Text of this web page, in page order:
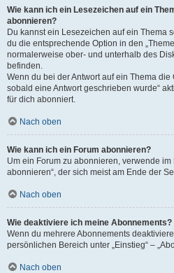
Wie kann ich ein Lesezeichen auf ein
abonnieren?
Du kannst ein Lesezeichen auf ein Thema
du die entsprechende Option in den
normalerweise ober- und unterhalb des
befinden.
Wenn du bei der Antwort auf ein Thema
sobald eine Antwort geschrieben wurde“
für dich abonniert.
Nach oben
Wie kann ich ein Forum abonnieren?
Um ein Forum zu abonnieren, verwende im
abonnieren“, der sich meist am Ende der
Nach oben
Wie deaktiviere ich meine Abonnements?
Wenn du mehrere Abonnements
persönlichen Bereich unter „Einstieg“ –
Nach oben